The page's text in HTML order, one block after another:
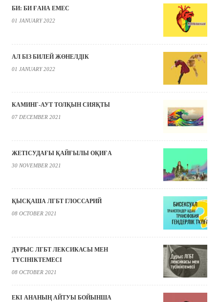
БИ: БИ ҒАНА ЕМЕС
01 JANUARY 2022
АЛ БІЗ БИЛЕЙ ЖӨНЕЛДІК
01 JANUARY 2022
КАМИНГ-АУТ ТОЛҚЫН СИЯҚТЫ
07 DECEMBER 2021
ЖЕТІСУДАҒЫ ҚАЙҒЫЛЫ ОҚИҒА
30 NOVEMBER 2021
ҚЫСҚАША ЛГБТ ГЛОССАРИЙ
08 OCTOBER 2021
ДҰРЫС ЛГБТ ЛЕКСИКАСЫ МЕН
ТҮСІНІКТЕМЕСІ
08 OCTOBER 2021
ЕКІ АНАНЫҢ АЙТУЫ БОЙЫНША